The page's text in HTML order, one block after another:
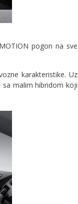
pogon na sve
karakteristike. Uz
sa malim hibridom koji